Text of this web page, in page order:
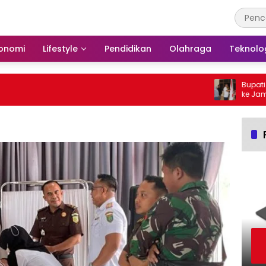
Lifestyle Pendidikan Olahraga
Bupati
ke